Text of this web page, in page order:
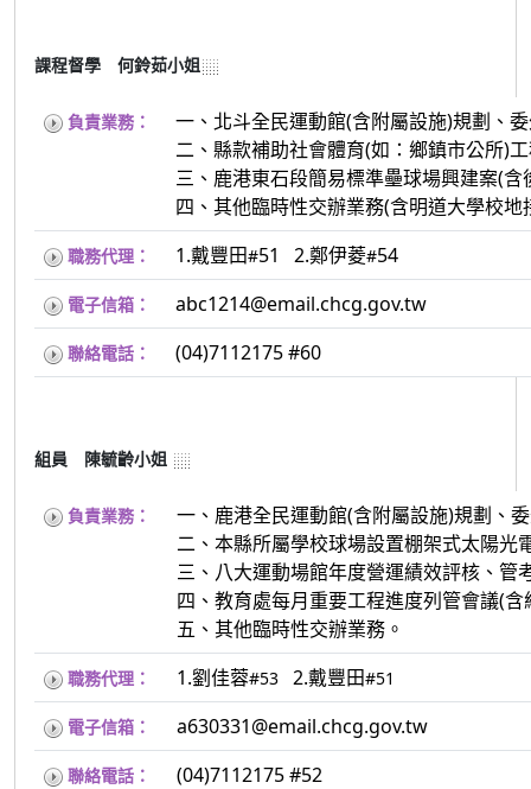
課程督學 何鈴茹小姐
負責業務：
一、北斗全民運動館(含附屬設施)規劃、
二、縣款補助社會體育(如：鄉鎮市公所)
三、鹿港東石段簡易標準壘球場興建案(含
四、其他臨時性交辦業務(含明道大學校
職務代理： 1.戴豐田#51 2.鄭伊菱#54
電子信箱： abc1214@email.chcg.gov.tw
聯絡電話： (04)7112175 #60
組員 陳毓齡小姐
負責業務：
一、鹿港全民運動館(含附屬設施)規劃、
二、本縣所屬學校球場設置棚架式太陽光
三、八大運動場館年度營運績效評核、管
四、教育處每月重要工程進度列管會議(含
五、其他臨時性交辦業務。
職務代理： 1.劉佳蓉#53 2.戴豐田#51
電子信箱： a630331@email.chcg.gov.tw
聯絡電話： (04)7112175 #52